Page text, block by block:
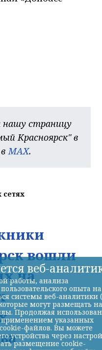
нашу страницу
Красноярск" в
MAX.
вошли
навеб-
работы, анализа
опыта на
системы веб-аналитики
могут размещать на
Продолжая
применением указанных
файлов. Вы можете
устройства через
размещение cookie-